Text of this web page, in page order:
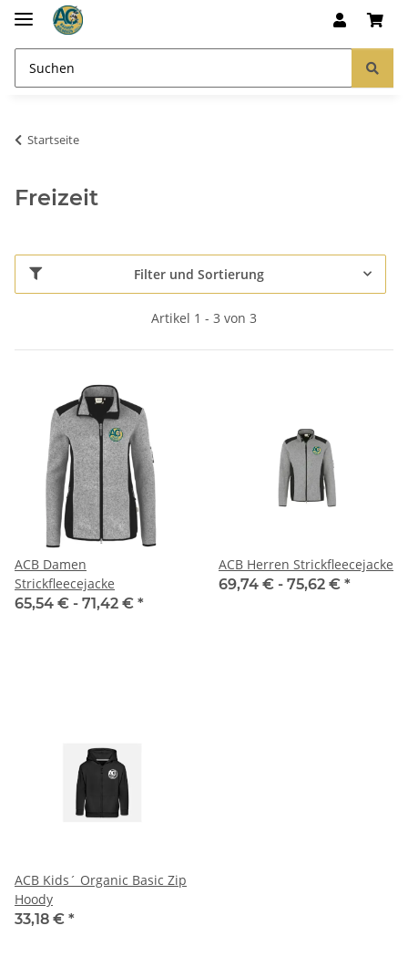
Startseite
Freizeit
Filter und Sortierung
Artikel 1 - 3 von 3
ACB Damen
Strickfleecejacke
65,54 € - 71,42 € *
ACB Herren Strickfleecejacke
69,74 € - 75,62 € *
ACB Kids´ Organic Basic Zip
Hoody
33,18 € *